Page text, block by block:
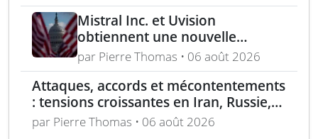
Mistral Inc. et Uvision
obtiennent une nouvelle
commande pour le programme
US Army Lethal Unmanned
Systems
par Pierre Thomas • 06 août 2026
Attaques, accords et mécontentements
: tensions croissantes en Iran, Russie,
Chine, Corée du Nord et jihadistes
par Pierre Thomas • 06 août 2026